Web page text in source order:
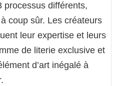
processus différents,
coup sûr. Les créateurs
leur expertise et leurs
de literie exclusive et
d’art inégalé à